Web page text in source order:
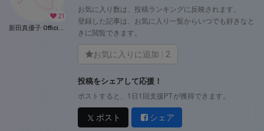
21
新田真優子 Official Fantia (新田真優子)
お気に入り数は、投稿ランキングに反映されます。
登録した記事は、お気に入り一覧からいつでも好きなと
きに閲覧できます。
お気に入りに追加 2
投稿をシェアして応援！
ポストすると、1日1回支援PTが獲得できます。
ポスト シェア